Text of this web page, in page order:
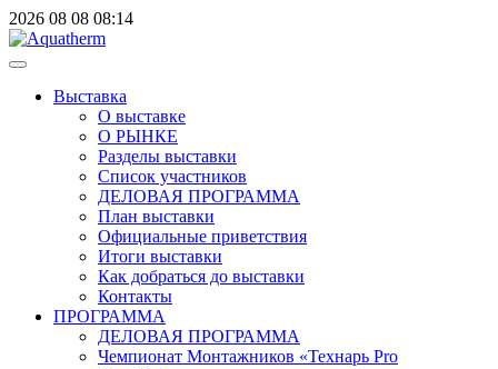
2026 08 08 08:14
Выставка
О выставке
О РЫНКЕ
Разделы выставки
Список участников
ДЕЛОВАЯ ПРОГРАММА
План выставки
Официальные приветствия
Итоги выставки
Как добраться до выставки
Контакты
ПРОГРАММА
ДЕЛОВАЯ ПРОГРАММА
Чемпионат Монтажников «Технарь Pro